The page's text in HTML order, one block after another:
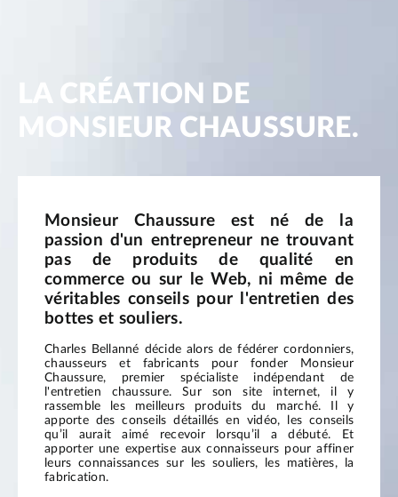
LA CRÉATION DE
MONSIEUR CHAUSSURE.
Monsieur Chaussure est né de la
passion d'un entrepreneur ne trouvant
pas de produits de qualité en
commerce ou sur le Web, ni même de
véritables conseils pour l'entretien des
bottes et souliers.
Charles Bellanné décide alors de fédérer cordonniers,
chausseurs et fabricants pour fonder Monsieur
Chaussure, premier spécialiste indépendant de
l'entretien chaussure. Sur son site internet, il y
rassemble les meilleurs produits du marché. Il y
apporte des conseils détaillés en vidéo, les conseils
qu’il aurait aimé recevoir lorsqu’il a débuté. Et
apporter une expertise aux connaisseurs pour affiner
leurs connaissances sur les souliers, les matières, la
fabrication.